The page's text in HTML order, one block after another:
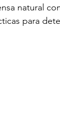
natural
para